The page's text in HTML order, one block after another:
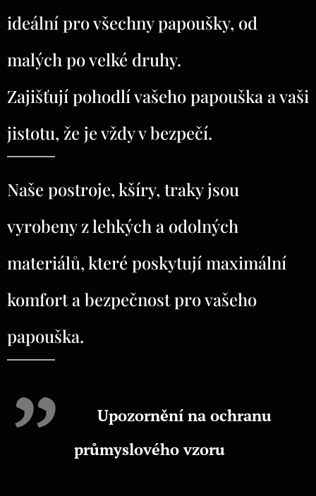
ideální pro všechny papoušky, od
malých po velké druhy.
Zajišťují pohodlí vašeho papouška a vaši
jistotu, že je vždy v bezpečí.
Naše postroje, kšíry, traky jsou
vyrobeny z lehkých a odolných
materiálů, které poskytují maximální
komfort a bezpečnost pro vašeho
papouška.
Upozornění na ochranu
průmyslového vzoru